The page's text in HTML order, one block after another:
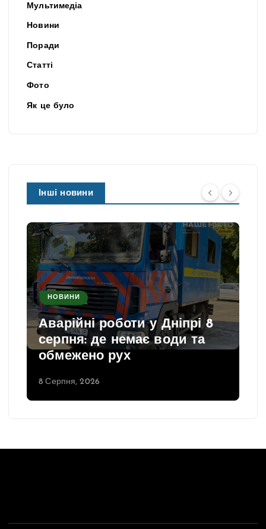
Мультимедіа
Новини
Поради
Статті
Фото
Як це було
Інші новини
НОВИНИ
Аварійні роботи у Дніпрі 8
серпня: де немає води та
обмежено рух
8 Серпня, 2026